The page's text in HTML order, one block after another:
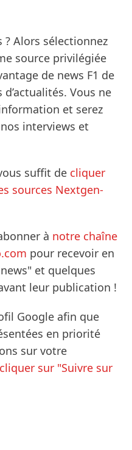
? Alors sélectionnez
source privilégiée
de news F1 de
Vous ne
et serez
interviews et
suffit de cliquer
sources Nextgen-
à notre chaîne
pour recevoir en
et quelques
leur publication !
Google afin que
en priorité
sur votre
sur "Suivre sur